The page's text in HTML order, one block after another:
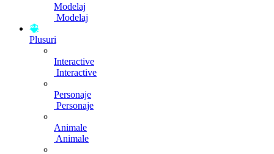
Modelaj
Modelaj
Plusuri
Interactive
Interactive
Personaje
Personaje
Animale
Animale